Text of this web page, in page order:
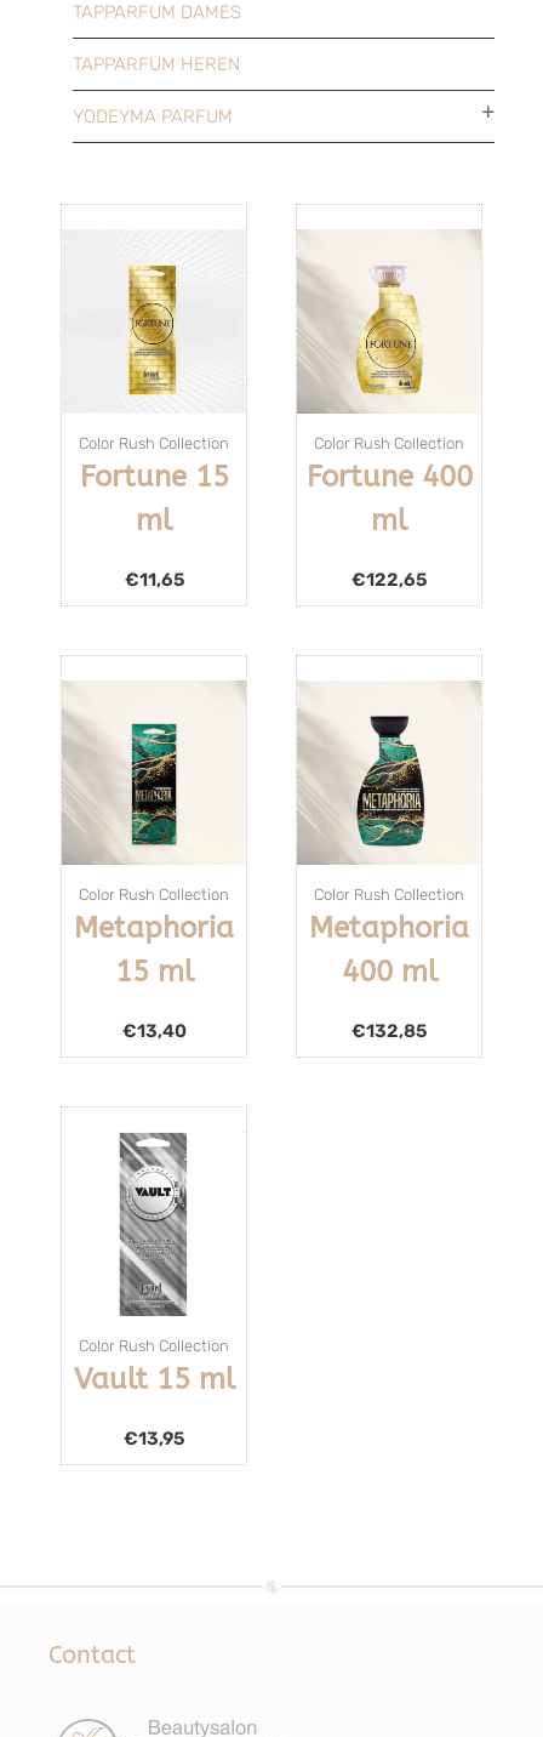
TAPPARFUM DAMES
TAPPARFUM HEREN
YODEYMA PARFUM
Color Rush Collection
Fortune 15
ml
€11,65
Color Rush Collection
Fortune 400
ml
€122,65
Color Rush Collection
Metaphoria
15 ml
€13,40
Color Rush Collection
Metaphoria
400 ml
€132,85
Color Rush Collection
Vault 15 ml
€13,95
Contact